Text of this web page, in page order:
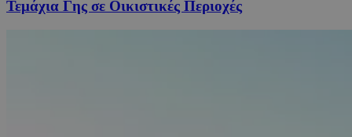
Τεμάχια Γης σε Οικιστικές Περιοχές